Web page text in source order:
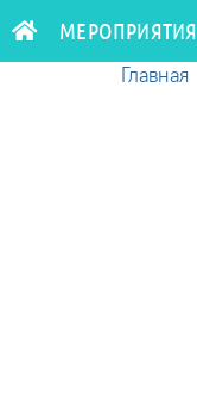
МЕРОПРИЯТИЯ
Главная